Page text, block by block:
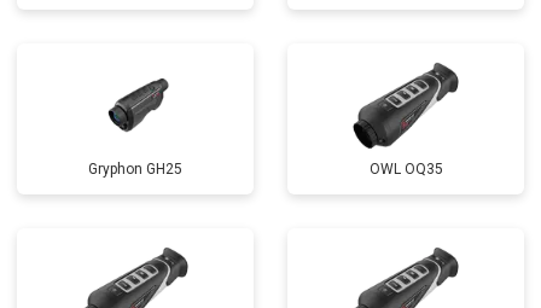
Gryphon GH25 OWL OQ35